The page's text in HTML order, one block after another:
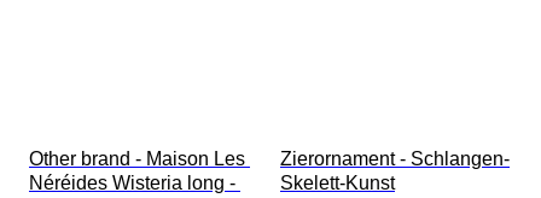
Other brand - Maison Les
Néréides Wisteria long -
Zierornament - Schlangen-
Skelett-Kunst